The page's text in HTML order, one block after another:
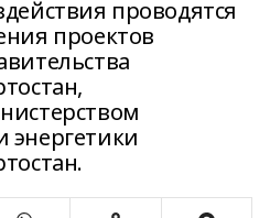
проводятся
проектов